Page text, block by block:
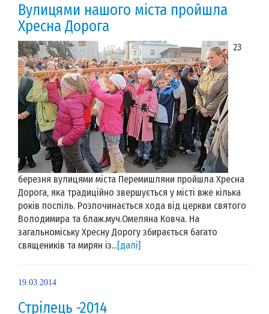
Вулицями нашого міста пройшла
Хресна Дорога
23
березня вулицями міста Перемишляни пройшла Хресна
Дорога, яка традиційно звершується у місті вже кілька
років поспіль. Розпочинається хода від церкви святого
Володимира та блаж.муч.Омеляна Ковча. На
загальноміську Хресну Дорогу збирається багато
священиків та мирян із...[далі]
19.03.2014
Стрілець -2014